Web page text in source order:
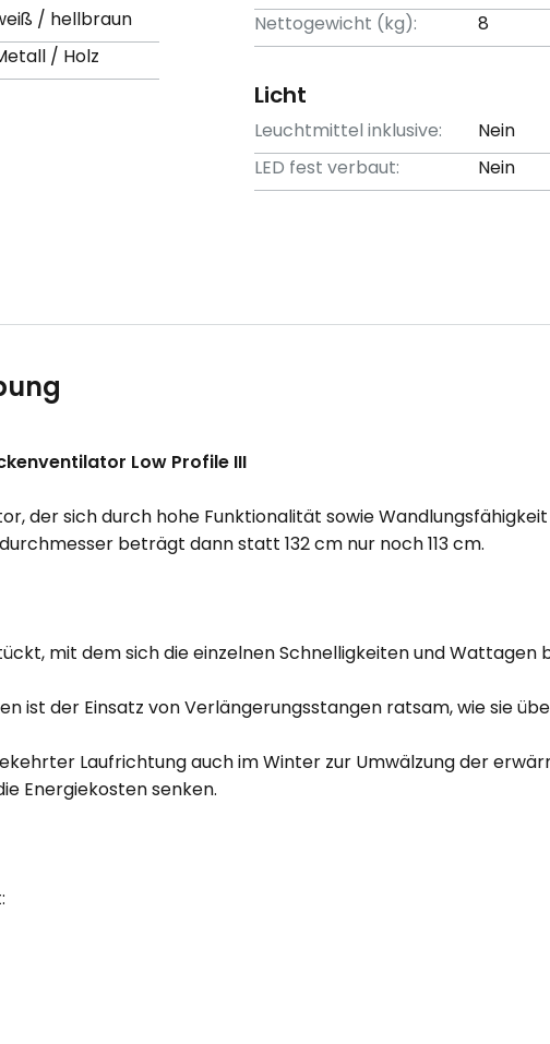
/ hellbraun
/ Holz
Nettogewicht (kg):
8
Licht
Leuchtmittel inklusive:
Nein
LED fest verbaut:
Nein
Low Profile III
der sich durch hohe Funktionalität sowie
beträgt dann statt 132 cm nur noch 113 cm.
mit dem sich die einzelnen Schnelligkeiten und Wattagen
ist der Einsatz von Verlängerungsstangen ratsam, wie sie
Laufrichtung auch im Winter zur Umwälzung der
Energiekosten senken.